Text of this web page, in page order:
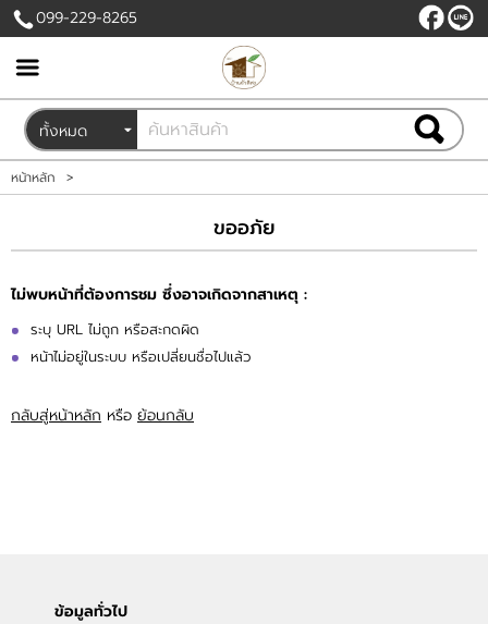
เข้าสู่ระบบ สมัครสมาชิก
สินค้าที่สนใจ( 0 )
สินค้า
ขั้นตอนการสั่งซื้อ
099-229-8265
หน้าหลัก >
ขออภัย
ไม่พบหน้าที่ต้องการชม ซึ่งอาจเกิดจากสาเหตุ :
ระบุ URL ไม่ถูก หรือสะกดผิด
หน้าไม่อยู่ในระบบ หรือเปลี่ยนชื่อไปแล้ว
กลับสู่หน้าหลัก หรือ ย้อนกลับ
ข้อมูลทั่วไป